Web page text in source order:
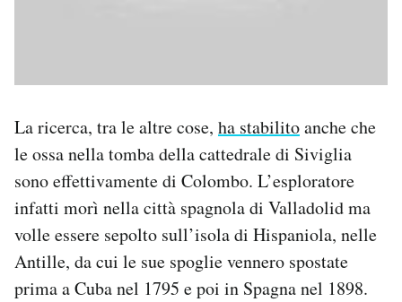
La ricerca, tra le altre cose, ha stabilitoanche che
le ossa nella tomba della cattedrale di Siviglia
sono effettivamente di Colombo. L’esploratore
infatti morì nella città spagnola di Valladolid ma
volle essere sepolto sull’isola di Hispaniola, nelle
Antille, da cui le sue spoglie vennero spostate
prima a Cuba nel 1795 e poi in Spagna nel 1898.